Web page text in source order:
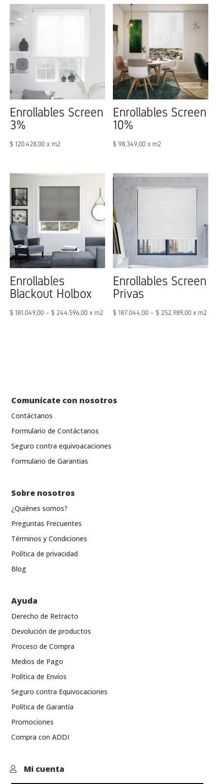
Enrollables Screen
3%
$ 120.428,00 x m2
Enrollables Screen
10%
$ 98.349,00 x m2
Enrollables
Blackout Holbox
$ 181.049,00 – $ 244.596,00 x m2
Enrollables Screen
Privas
$ 187.044,00 –$ 252.989,00 x m2
Comunícate con nosotros
Contáctanos
Formulario de Contáctanos
Seguro contra equivoacaciones
Formulario de Garantias
Sobre nosotros
¿Quiénes somos?
Preguntas Frecuentes
Términos y Condiciones
Política de privacidad
Blog
Ayuda
Derecho de Retracto
Devolución de productos
Proceso de Compra
Medios de Pago
Política de Envíos
Seguro contra Equivocaciones
Política de Garantía
Promociones
Compra con ADDI
 Mi cuenta